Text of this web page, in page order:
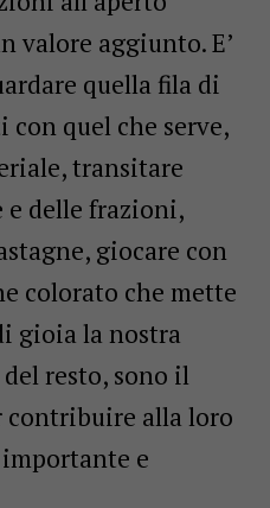
valore aggiunto. E’
quella fila di
quel che serve,
transitare
e delle frazioni,
giocare con
colorato che mette
gioia la nostra
resto, sono il
contribuire alla loro
e